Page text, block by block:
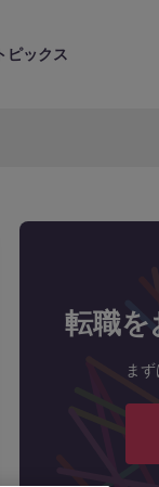
ピックス
転職を
ま